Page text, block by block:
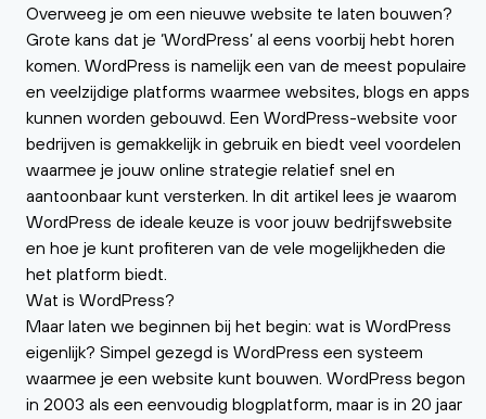
Overweeg je om een nieuwe website te laten bouwen?
Grote kans dat je ‘WordPress’ al eens voorbij hebt horen
komen. WordPress is namelijk een van de meest populaire
en veelzijdige platforms waarmee websites, blogs en apps
kunnen worden gebouwd. Een WordPress-website voor
bedrijven is gemakkelijk in gebruik en biedt veel voordelen
waarmee je jouw online strategie relatief snel en
aantoonbaar kunt versterken. In dit artikel lees je waarom
WordPress de ideale keuze is voor jouw bedrijfswebsite
en hoe je kunt profiteren van de vele mogelijkheden die
het platform biedt.
Wat is WordPress?
Maar laten we beginnen bij het begin: wat is WordPress
eigenlijk? Simpel gezegd is WordPress een systeem
waarmee je een website kunt bouwen. WordPress begon
in 2003 als een eenvoudig blogplatform, maar is in 20 jaar